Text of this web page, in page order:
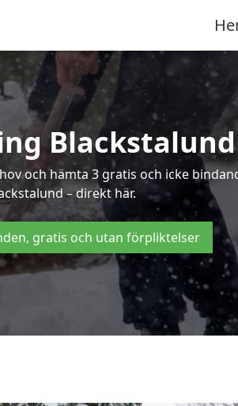
Blackstalund
och hämta 3 gratis och icke
– direkt här.
gratis och utan förpliktelser